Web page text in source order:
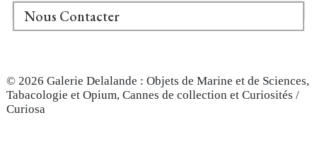
Nous Contacter
© 2026 Galerie Delalande : Objets de Marine et de Sciences,
Tabacologie et Opium, Cannes de collection et Curiosités /
Curiosa